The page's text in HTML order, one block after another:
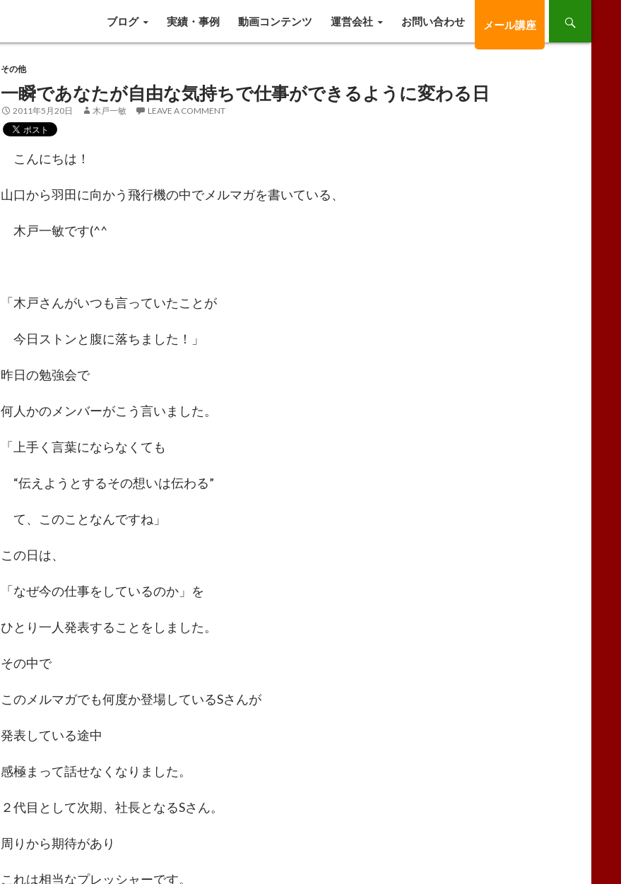
ブログ
実績・事例 動画コンテンツ 運営会社 お問い合わせ メール講座
その他
一瞬であなたが自由な気持ちで仕事ができるように変わる日
2011年5月20日 木戸一敏 LEAVE A COMMENT
こんにちは！
山口から羽田に向かう飛行機の中でメルマガを書いている、
木戸一敏です(^^
「木戸さんがいつも言っていたことが
今日ストンと腹に落ちました！」
昨日の勉強会で
何人かのメンバーがこう言いました。
「上手く言葉にならなくても
“伝えようとするその想いは伝わる”
て、このことなんですね」
この日は、
「なぜ今の仕事をしているのか」を
ひとり一人発表することをしました。
その中で
このメルマガでも何度か登場しているSさんが
発表している途中
感極まって話せなくなりました。
２代目として次期、社長となるSさん。
周りから期待があり
これは相当なプレッシャーです。